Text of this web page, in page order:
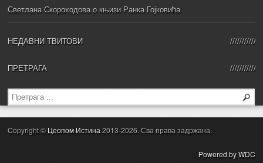
Светлана Скороходова о књизи Ранка Гојковића
НЕДАВНИ ТВИТОВИ
ПРЕТРАГА
Copyright © Цеопом Истина2013-2026. Сва права задржана.
Powered by WDC